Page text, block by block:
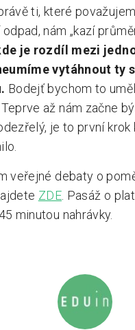
ti, které
nám „kazí
je rozdíl mezi
vytáhnout ty
Bodejť bychom to
až nám začne
je to první krok
veřejné debaty o
ZDE. Pasáž o
minutou nahrávky.